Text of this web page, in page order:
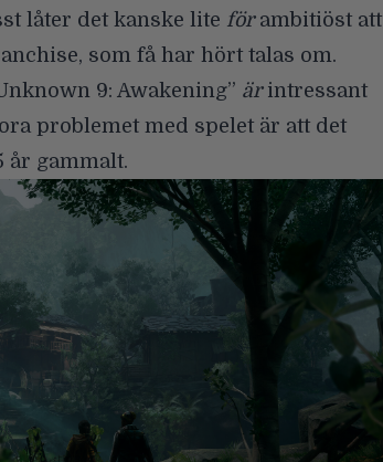
låter det kanske lite förambitiöst att
som få har hört talas om.
9: Awakening” ärintressant
problemet med spelet är att det
år gammalt.